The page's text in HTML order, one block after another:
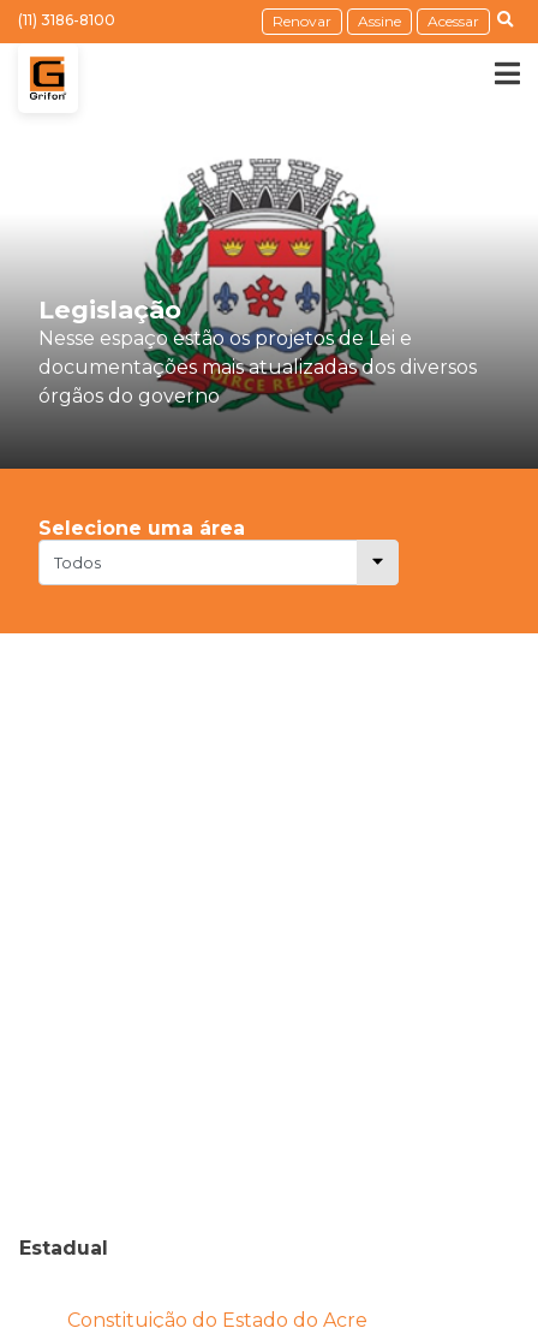
(11) 3186-8100 Renovar Assine Acessar
Legislação
Nesse espaço estão os projetos de Lei e
documentações mais atualizadas dos diversos
órgãos do governo
Selecione uma área
Estadual
Constituição do Estado do Acre